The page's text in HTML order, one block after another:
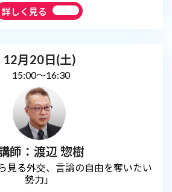
詳しく見る
12月20日(土)
15:00～16:30
師：渡辺 惣樹
見る外交、言論の自由を奪いたい
勢力」